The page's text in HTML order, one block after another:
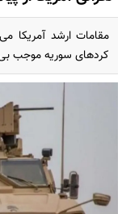
مقامات ارشد آمریکا
کردهای سوریه موجب